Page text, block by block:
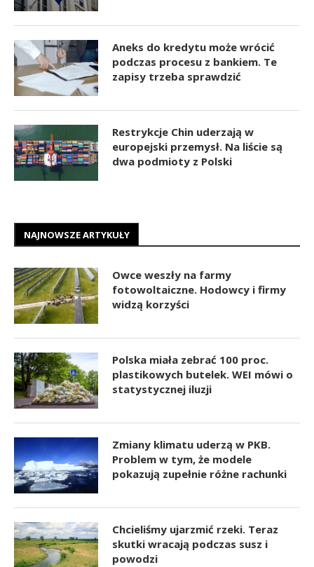
Aneks do kredytu może wrócić
podczas procesu z bankiem. Te
zapisy trzeba sprawdzić
Restrykcje Chin uderzają w
europejski przemysł. Na liście są
dwa podmioty z Polski
NAJNOWSZE ARTYKUŁY
Owce weszły na farmy
fotowoltaiczne. Hodowcy i firmy
widzą korzyści
Polska miała zebrać 100 proc.
plastikowych butelek. WEI mówi o
statystycznej iluzji
Zmiany klimatu uderzą w PKB.
Problem w tym, że modele
pokazują zupełnie różne rachunki
Chcieliśmy ujarzmić rzeki. Teraz
skutki wracają podczas susz i
powodzi